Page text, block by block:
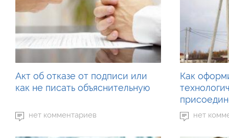
Акт об отказе от подписи или
как не писать объяснительную
нет комментариев
Как
нет